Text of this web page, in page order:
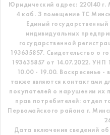
Юридический адрес: 220140
4 каб. 3 помещение ТС
Единый государственный
индивидуальных
государственной
193635857. Свидетельство о
193635857 от 14.07.2022. УНП
10.00 - 19.00. Воскресенье -
также являются контактами
покупателей о нарушении их
прав потребителей: отдел
Первомайского района г.
Дата включения сведений